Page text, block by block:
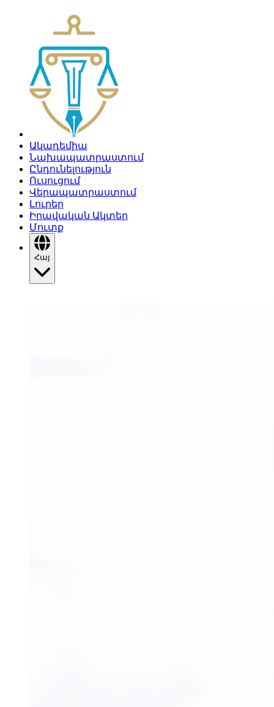
Ակադեմիա
Նախապատրաստում
Ընդունելություն
Ուսուցում
Վերապատրաստում
Լուրեր
Իրավական Ակտեր
Մուտք
Հայ